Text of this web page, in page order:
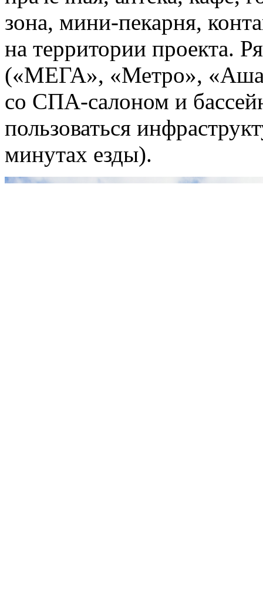
зона, мини-пекарня,
на территории проекта.
(«МЕГА», «Метро»,
со СПА-салоном и
пользоваться
минутах езды).